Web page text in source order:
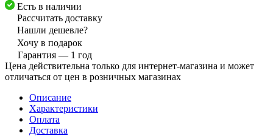
Есть в наличии
Рассчитать доставку
Нашли дешевле?
Хочу в подарок
Гарантия — 1 год
Цена действительна только для интернет-магазина и может
отличаться от цен в розничных магазинах
Описание
Характеристики
Оплата
Доставка